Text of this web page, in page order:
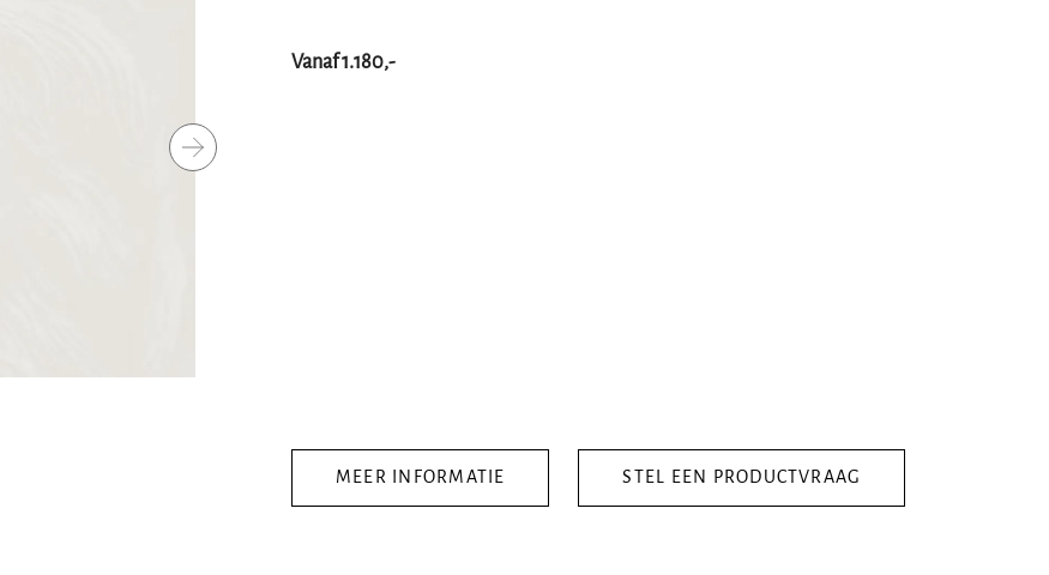
Vanaf 1.180,-
MEER INFORMATIE STEL EEN PRODUCTVRAAG